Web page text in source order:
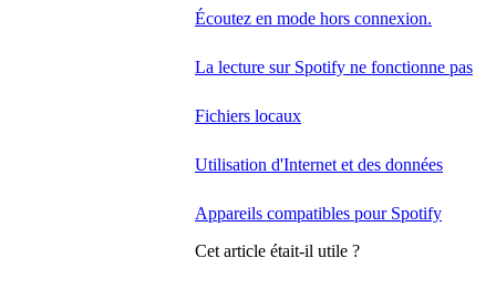
Écoutez en mode hors connexion.
La lecture sur Spotify ne fonctionne pas
Fichiers locaux
Utilisation d'Internet et des données
Appareils compatibles pour Spotify
Cet article était-il utile ?